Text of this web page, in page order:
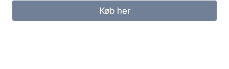
Køb her